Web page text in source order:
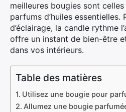
meilleures bougies sont
parfums d’huiles essentielles.
d’éclairage, la candle rythme
offre un instant de bien-être
dans vos intérieurs.
Table des matières
Utilisez une bougie pour
Allumez une bougie